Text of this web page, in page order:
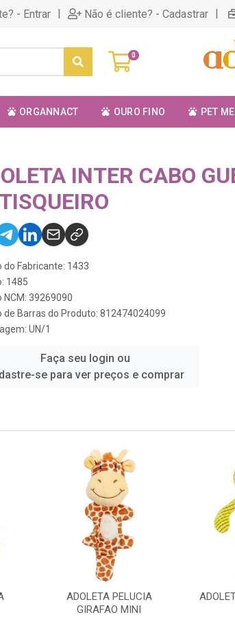
- Entrar | Não é cliente? - Cadastrar |
0
ORGANNACT OURO FINO PET
INTER CABO
do Fabricante: 1433
1485
NCM: 39269090
de Barras do Produto: 812474024099
UN/1
Faça seu login ou
se para ver preços e comprar
ADOLETA PELUCIA
GIRAFAO MINI